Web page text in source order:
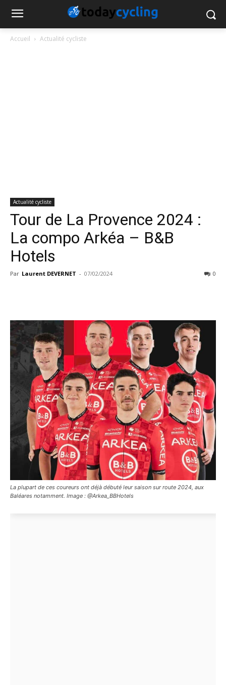
Accueil Actualité cycliste
Actualité cycliste
Tour de La Provence 2024 :
La compo Arkéa – B&B
Hotels
Par Laurent DEVERNET - 07/02/2024 0
La plupart de ces coureurs ont déjà débuté leur saison sur route 2024, aux
Baléares notamment. Image : @Arkea_BBHotels